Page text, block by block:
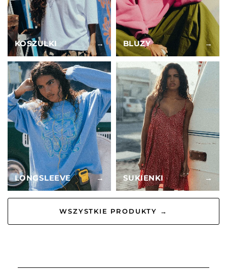
KOSZULKI → BLUZY →
LONGSLEEVE → SUKIENKI →
WSZYSTKIE PRODUKTY →